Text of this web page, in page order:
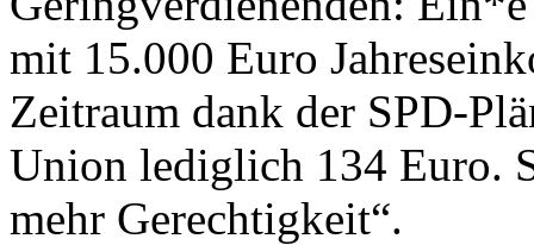
mit 15.000 Euro
Zeitraum dank der SPD-
Union lediglich 134 Euro.
mehr Gerechtigkeit“.